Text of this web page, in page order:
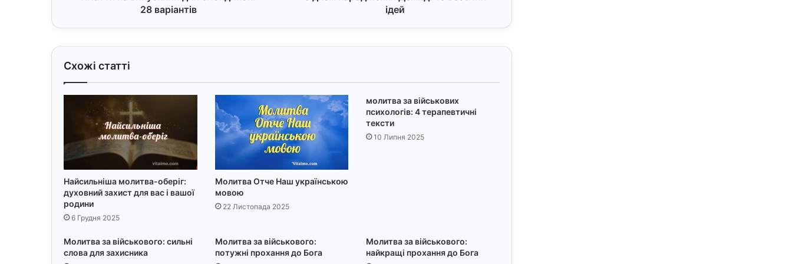
к
и
й
д
л
н
д
и
н
о
:
2
28 варіантів
н
е
м
и
д
:
1
5
в
е
х
і
ідей
Схожі статті
Найсильніша молитва-оберіг:
духовний захист для вас і вашої
родини
6 Грудня 2025
Молитва Отче Наш українською
мовою
22 Листопада 2025
молитва за військових
психологів: 4 терапевтичні
тексти
10 Липня 2025
Молитва за військового: сильні
слова для захисника
Молитва за військового:
потужні прохання до Бога
Молитва за військового:
найкращі прохання до Бога